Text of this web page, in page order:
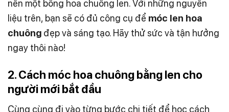
nên một bông hoa chuông len.Với những nguyên
liệu trên, bạn sẽ có đủ công cụ để móc len hoa
chuông đẹp và sáng tạo. Hãy thử sức và tận hưởng
ngay thôi nào!
2. Cách móc hoa chuông bằng len cho
người mới bắt đầu
Cùng cùng đi vào từng bước chi tiết để học cách